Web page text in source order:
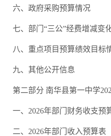
六、政府采购预算情况
七、部门 “三公”经费增减变
八、重点项目预算绩效目标
九、其他公开信息
第二部分 南华县第一中学
一、 2026年部门 财务收支预
二、 2026年部门收入预算表